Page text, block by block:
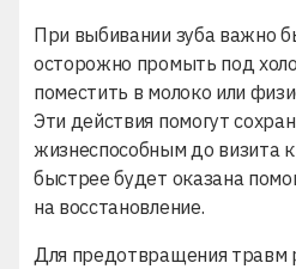
При выбивании зуба важно
осторожно промыть под
поместить в молоко или
Эти действия помогут
жизнеспособным до визита
быстрее будет оказана
на восстановление.
Для предотвращения травм